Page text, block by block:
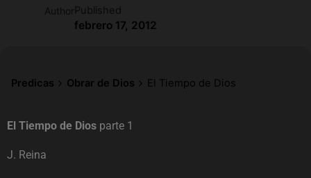
Author Published
febrero 17, 2012
Predicas Obrar de Dios El Tiempo de Dios
El Tiempo de Dios parte 1
J. Reina